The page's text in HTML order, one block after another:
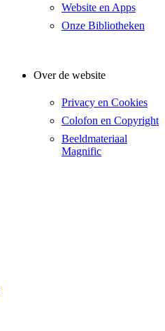
Website en Apps
Onze Bibliotheken
Over de website
Privacy en Cookies
Colofon en Copyright
Beeldmateriaal
Magnific